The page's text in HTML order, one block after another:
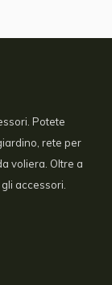
Potete
rete per
voliera. Oltre a
accessori.